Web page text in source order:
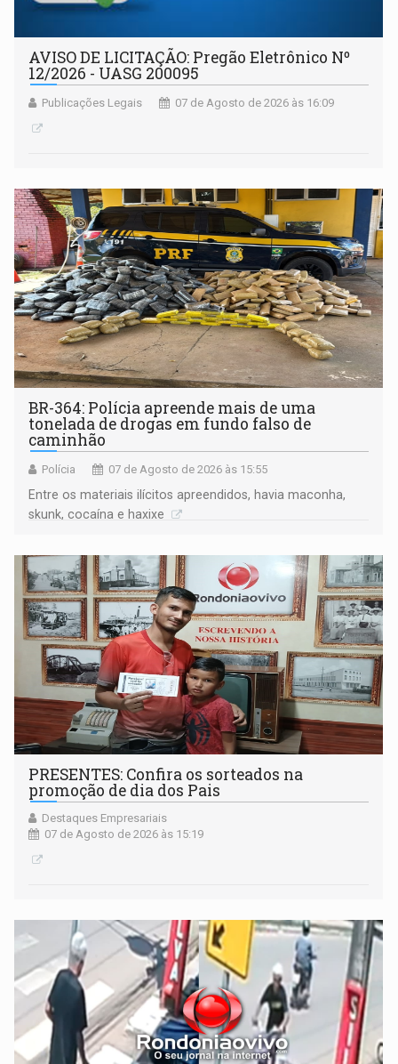
AVISO DE LICITAÇÃO: Pregão Eletrônico Nº
12/2026 - UASG 200095
Publicações Legais 07 de Agosto de 2026 às 16:09
BR-364: Polícia apreende mais de uma
tonelada de drogas em fundo falso de
caminhão
Polícia 07 de Agosto de 2026 às 15:55
Entre os materiais ilícitos apreendidos, havia maconha,
skunk, cocaína e haxixe
PRESENTES: Confira os sorteados na
promoção de dia dos Pais
Destaques Empresariais
07 de Agosto de 2026 às 15:19